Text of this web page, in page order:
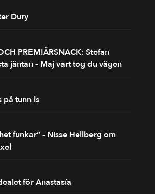
Dury
PREMIÄRSNACK: Stefan
jäntan – Maj vart tog du vägen
på tunn is
funkar” – Nisse Hellberg om
för Anastasía